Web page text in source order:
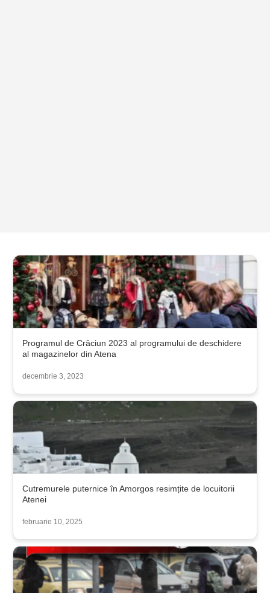
Programul de Crăciun 2023 al programului de deschidere
al magazinelor din Atena
decembrie 3, 2023
Cutremurele puternice în Amorgos resimțite de locuitorii
Atenei
februarie 10, 2025